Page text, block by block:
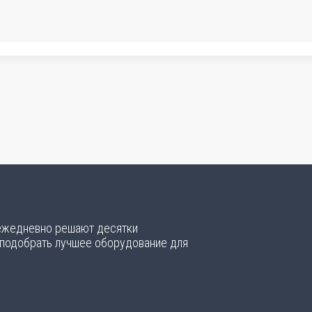
решают десятки
лучшее оборудование для